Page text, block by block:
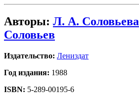
Авторы: Л. А. Соловьева
Соловьев
Издательство: Лениздат
Год издания: 1988
ISBN: 5-289-00195-6